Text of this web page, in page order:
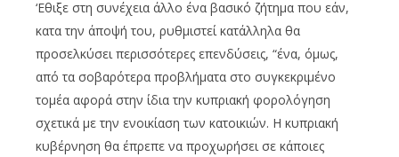
‘Εθιξε στη συνέχεια άλλο ένα βασικό ζήτημα που εάν,
κατα την άποψή του, ρυθμιστεί κατάλληλα θα
προσελκύσει περισσότερες επενδύσεις, “ένα, όμως,
από τα σοβαρότερα προβλήματα στο συγκεκριμένο
τομέα αφορά στην ίδια την κυπριακή φορολόγηση
σχετικά με την ενοικίαση των κατοικιών. Η κυπριακή
κυβέρνηση θα έπρεπε να προχωρήσει σε κάποιες